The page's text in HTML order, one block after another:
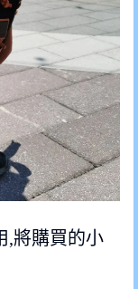
,將購買的小